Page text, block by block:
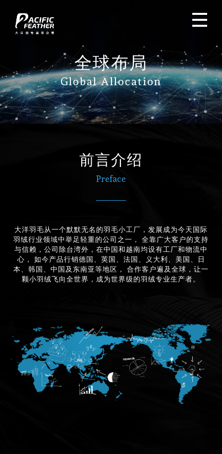
全球布局
Global Allocation
前言介绍
Preface
大洋羽毛从一个默默无名的羽毛小工厂，发展成为今天国际
羽绒行业领域中举足轻重的公司之一， 全靠广大客户的支持
与信赖，公司除台湾外，在中国和越南均设有工厂和物流中
心， 如今产品行销德国、英国、法国、义大利、美国、日
本、韩国、中国及东南亚等地区， 合作客户遍及全球，让一
颗小羽绒飞向全世界，成为世界级的羽绒专业生产者。